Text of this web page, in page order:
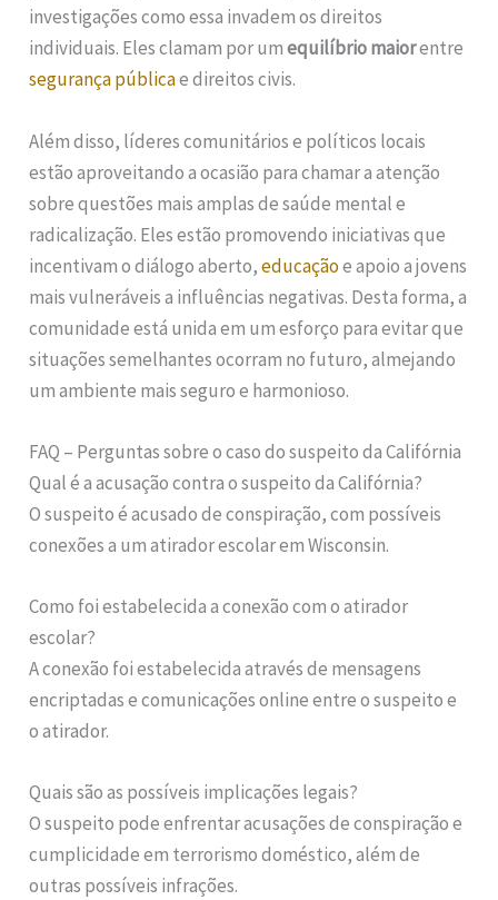
investigações como essa invadem os direitos
individuais. Eles clamam por umequilíbrio maiorentre
segurança públicae direitos civis.
Além disso, líderes comunitários e políticos locais
estão aproveitando a ocasião para chamar a atenção
sobre questões mais amplas de saúde mental e
radicalização. Eles estão promovendo iniciativas que
incentivam o diálogo aberto,educaçãoe apoio a jovens
mais vulneráveis a influências negativas. Desta forma, a
comunidade está unida em um esforço para evitar que
situações semelhantes ocorram no futuro, almejando
um ambiente mais seguro e harmonioso.
FAQ – Perguntas sobre o caso do suspeito da Califórnia
Qual é a acusação contra o suspeito da Califórnia?
O suspeito é acusado de conspiração, com possíveis
conexões a um atirador escolar em Wisconsin.
Como foi estabelecida a conexão com o atirador
escolar?
A conexão foi estabelecida através de mensagens
encriptadas e comunicações online entre o suspeito e
o atirador.
Quais são as possíveis implicações legais?
O suspeito pode enfrentar acusações de conspiração e
cumplicidade em terrorismo doméstico, além de
outras possíveis infrações.